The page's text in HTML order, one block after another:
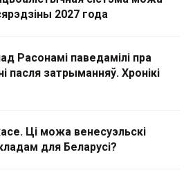
2027 года
Расонамі паведамілі пра
пасля затрыманняў. Хронікі
Ці можа венесуэльскі
для Беларусі?